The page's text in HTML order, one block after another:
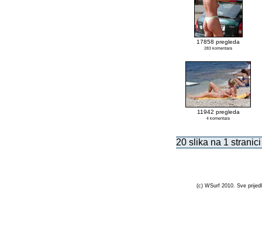
17858 pregleda
283 komentara
11942 pregleda
4 komentara
20 slika na 1 stranici
(c) WSurf 2010. Sve